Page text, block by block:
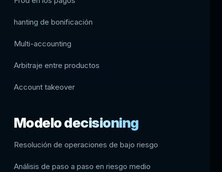
hanting de bonificación
Multi-accounting
Arbitraje entre productos
Account takeover
Modelo decisioning
Resolución de operaciones de bajo riesgo
Análisis de paso a paso en riesgo medio